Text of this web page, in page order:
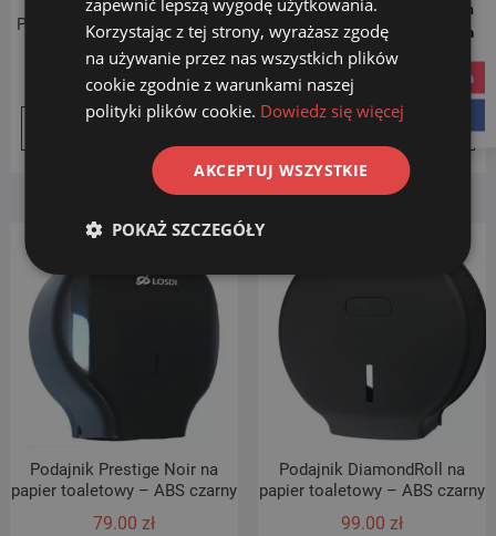
Podajnik WhiteElite na papier
toaletowy – ABS biały
79.90zł
Podajnik CrystalJumbo na
papier toaletowy – ABS biały
99.00
Podajnik Prestige Noir na
papier toaletowy – ABS czarny
79.00zł
Podajnik DiamondRoll na
papier toaletowy – ABS czarny
99.00 zł
Follow us on
Social Media
instagram
zapewnić lepszą wygodę użytkowania.
Korzystając z tej strony, wyrażasz zgodę
na używanie przez nas wszystkich plików
cookie zgodnie z warunkami naszej
polityki plików cookie. Dowiedz się więcej
AKCEPTUJ WSZYSTKIE
POKAŻ SZCZEGÓŁY